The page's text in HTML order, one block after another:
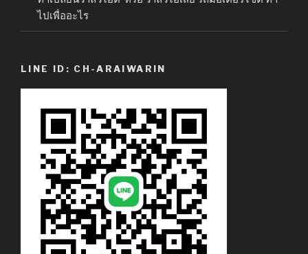
ไปเพื่ออะไร
LINE ID: CH-ARAIWARIN